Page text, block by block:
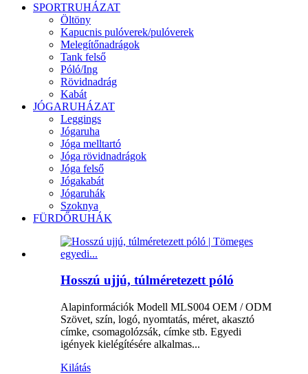
SPORTRUHÁZAT
Öltöny
Kapucnis pulóverek/pulóverek
Melegítőnadrágok
Tank felső
Póló/Ing
Rövidnadrág
Kabát
JÓGARUHÁZAT
Leggings
Jógaruha
Jóga melltartó
Jóga rövidnadrágok
Jóga felső
Jógakabát
Jógaruhák
Szoknya
FÜRDŐRUHÁK
Hosszú ujjú, túlméretezett póló
Alapinformációk Modell MLS004 OEM / ODM
Szövet, szín, logó, nyomtatás, méret, akasztó
címke, csomagolózsák, címke stb. Egyedi
igények kielégítésére alkalmas...
Kilátás